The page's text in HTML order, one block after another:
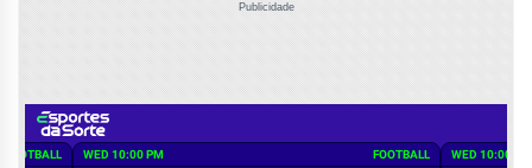
Publicidade